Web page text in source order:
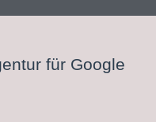
für Google